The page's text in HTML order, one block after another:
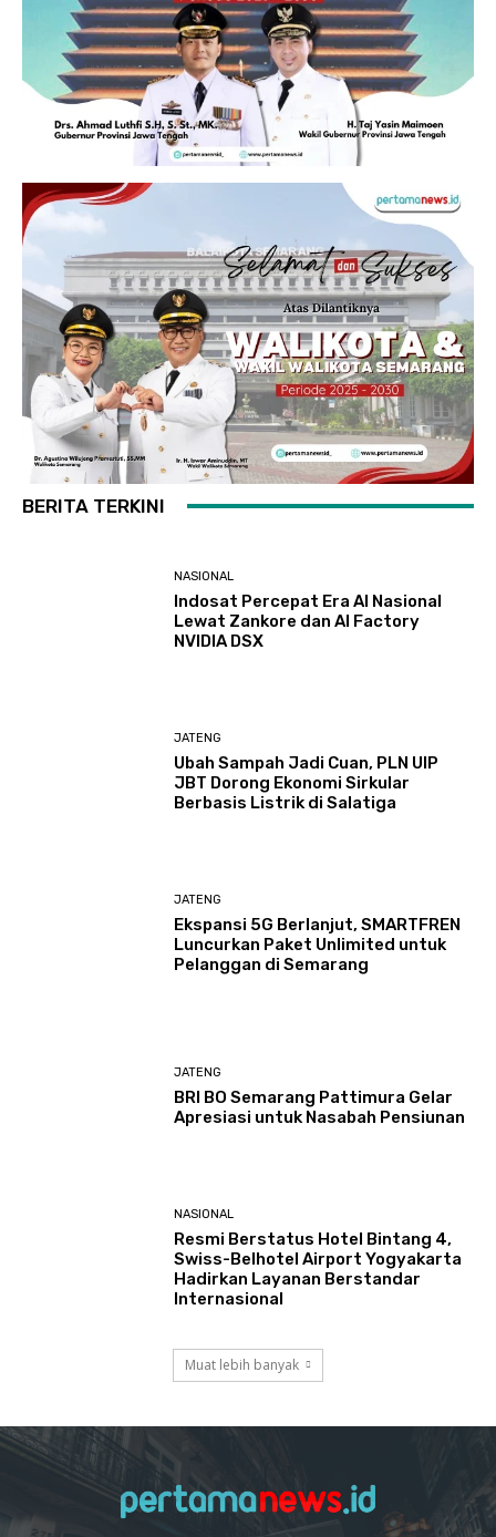
BERITA TERKINI
NASIONAL
Indosat Percepat Era AI Nasional
Lewat Zankore dan AI Factory
NVIDIA DSX
JATENG
Ubah Sampah Jadi Cuan, PLN UIP
JBT Dorong Ekonomi Sirkular
Berbasis Listrik di Salatiga
JATENG
Ekspansi 5G Berlanjut, SMARTFREN
Luncurkan Paket Unlimited untuk
Pelanggan di Semarang
JATENG
BRI BO Semarang Pattimura Gelar
Apresiasi untuk Nasabah Pensiunan
NASIONAL
Resmi Berstatus Hotel Bintang 4,
Swiss-Belhotel Airport Yogyakarta
Hadirkan Layanan Berstandar
Internasional
Muat lebih banyak